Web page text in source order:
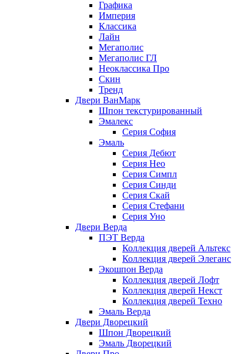
Графика
Империя
Классика
Лайн
Мегаполис
Мегаполис ГЛ
Неоклассика Про
Скин
Тренд
Двери ВанМарк
Шпон текстурированный
Эмалекс
Серия София
Эмаль
Серия Дебют
Серия Нео
Серия Симпл
Серия Синди
Серия Скай
Серия Стефани
Серия Уно
Двери Верда
ПЭТ Верда
Коллекция дверей Альтекс
Коллекция дверей Элеганс
Экошпон Верда
Коллекция дверей Лофт
Коллекция дверей Некст
Коллекция дверей Техно
Эмаль Верда
Двери Дворецкий
Шпон Дворецкий
Эмаль Дворецкий